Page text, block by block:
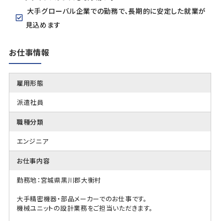
大手グローバル企業での勤務で、長期的に安定した就業が
見込めます
お仕事情報
雇用形態
派遣社員
職種分類
エンジニア
お仕事内容
勤務地：宮城県黒川郡大衡村
大手精密機器・部品メーカーでのお仕事です。
機械ユニットの設計業務をご担当いただきます。